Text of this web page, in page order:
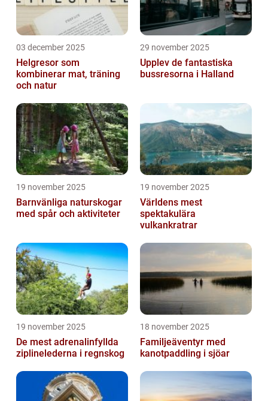
03 december 2025
Helgresor som
kombinerar mat, träning
och natur
29 november 2025
Upplev de fantastiska
bussresorna i Halland
19 november 2025
Barnvänliga naturskogar
med spår och aktiviteter
19 november 2025
Världens mest
spektakulära
vulkankratrar
19 november 2025
De mest adrenalinfyllda
ziplinelederna i regnskog
18 november 2025
Familjeäventyr med
kanotpaddling i sjöar